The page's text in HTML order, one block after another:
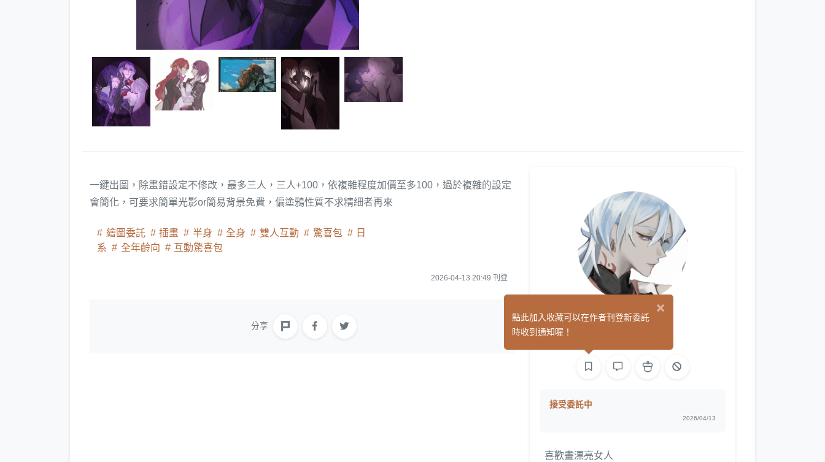
一鍵出圖，除畫錯設定不修改，最多三人，三人+100，依複雜程度加價至多100，過於複雜的設定
會簡化，可要求簡單光影or簡易背景免費，偏塗鴉性質不求精細者再來
繪圖委託 插畫 半身 全身 雙人互動 驚喜包
日
系
全年齡向 互動驚喜包
2026-04-13 20:49 刊登
分享 9/31 (0)
接受委託中
2026/04/13
喜歡畫漂亮女人
×
點此加入收藏可以在作者刊登新委託
時收到通知喔！